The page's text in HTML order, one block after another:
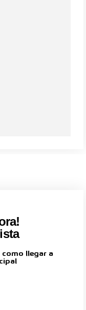
como llegar a